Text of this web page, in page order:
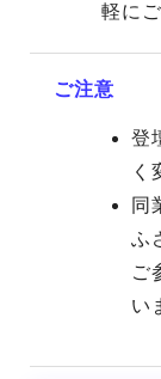
軽に
ご注意
登
く
同
ふ
ご
い